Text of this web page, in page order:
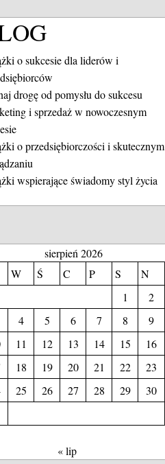
o sukcesie dla liderów i
drogę od pomysłu do sukcesu
i sprzedaż w nowoczesnym
o przedsiębiorczości i skutecznym
wspierające świadomy styl życia
sierpień 2026
W Ś C P S
N
1
2
4 5 6 7 8
9
11 12 13 14 15
16
18 19 20 21 22
23
25 26 27 28 29
30
« lip